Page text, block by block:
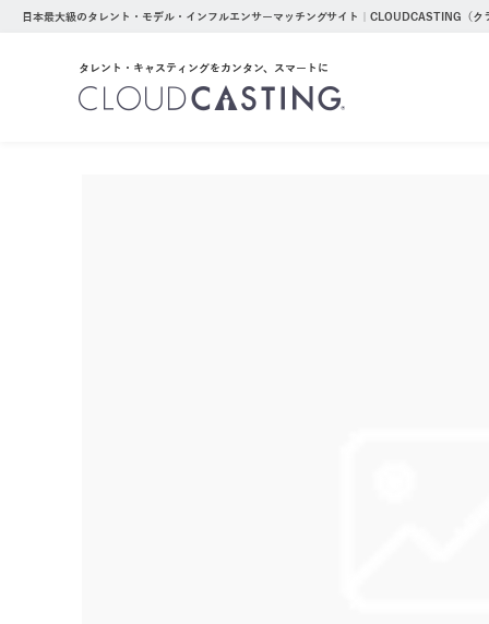
日本最大級のタレント・モデル・インフルエンサーマッチングサイト｜CLOUDCASTING（ク
タレント・キャスティングをカンタン、スマートに